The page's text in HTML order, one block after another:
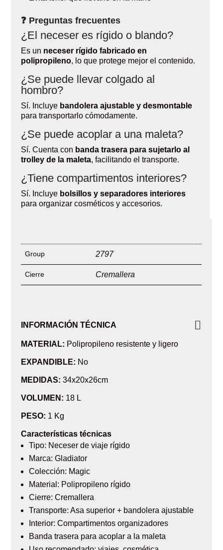
❓ Preguntas frecuentes
¿El neceser es rígido o blando?
Es un neceser rígido fabricado en
polipropileno, lo que protege mejor el contenido.
¿Se puede llevar colgado al
hombro?
Sí. Incluye bandolera ajustable y desmontable
para transportarlo cómodamente.
¿Se puede acoplar a una maleta?
Sí. Cuenta con banda trasera para sujetarlo al
trolley de la maleta, facilitando el transporte.
¿Tiene compartimentos interiores?
Sí. Incluye bolsillos y separadores interiores
para organizar cosméticos y accesorios.
Group 2797
Cierre Cremallera
INFORMACIÓN TÉCNICA
MATERIAL: Polipropileno resistente y ligero
EXPANDIBLE: No
MEDIDAS: 34x20x26cm
VOLUMEN: 18 L
PESO: 1 Kg
Características técnicas
Tipo: Neceser de viaje rígido
Marca: Gladiator
Colección: Magic
Material: Polipropileno rígido
Cierre: Cremallera
Transporte: Asa superior + bandolera ajustable
Interior: Compartimentos organizadores
Banda trasera para acoplar a la maleta